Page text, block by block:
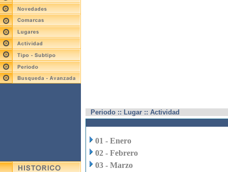
Periodo :: Lugar :: Actividad
01 - Enero
02 - Febrero
03 - Marzo